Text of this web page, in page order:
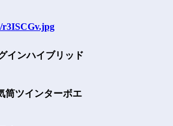
r3ISCGv.jpg
インハイブリッド
筒ツインターボエ